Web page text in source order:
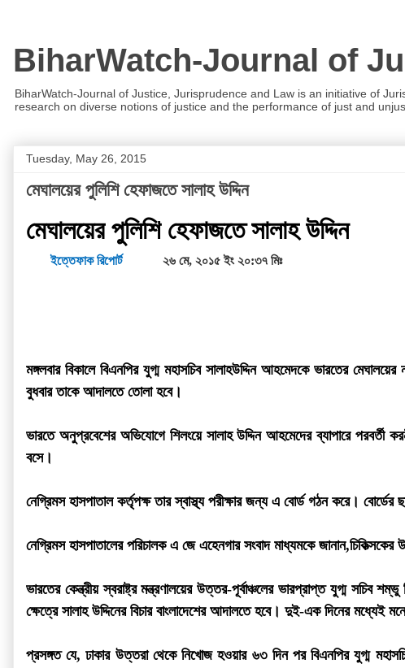
BiharWatch-Journal of
BiharWatch-Journal of Justice, Jurisprudence and Law is an initiative of
research on diverse notions of justice and the performance of just and
Tuesday, May 26, 2015
মেঘালয়ের পুলিশি হেফাজতে সালাহ উদ্দিন
মেঘালয়ের পুলিশি হেফাজতে সালাহ উদ্দিন
ইত্তেফাক রিপোর্ট ২৬ মে, ২০১৫ ইং ২০:৩৭ মিঃ
মঙ্গলবার বিকালে বিএনপির যুগ্ম মহাসচিব সালাহউদ্দিন আহমেদকে ভারতের
বুধবার তাকে আদালতে তোলা হবে।
ভারতে অনুপ্রবেশের অভিযোগে শিলংয়ে সালাহ উদ্দিন আহমেদের ব্যাপারে পরবর্তী
বসে।
নেগ্রিমস হাসপাতাল কর্তৃপক্ষ তার স্বাস্থ্য পরীক্ষার জন্য এ বোর্ড গঠন করে।
নেগ্রিমস হাসপাতালের পরিচালক এ জে এহেনগার সংবাদ মাধ্যমকে
ভারতের কেন্ত্রীয় স্বরাষ্ট্র মন্ত্রণালয়ের উত্তর-পূর্বাঞ্চলের ভারপ্রাপ্ত যুগ্ম সচিব
ক্ষেত্রে সালাহ উদ্দিনের বিচার বাংলাদেশের আদালতে হবে। দুই-এক দিনের
প্রসঙ্গত যে, ঢাকার উত্তরা থেকে নিখোজ হওয়ার ৬৩ দিন পর বিএনপির যুগ্ম